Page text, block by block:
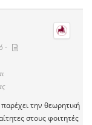
-
την θεωρητική
στους φοιτητές